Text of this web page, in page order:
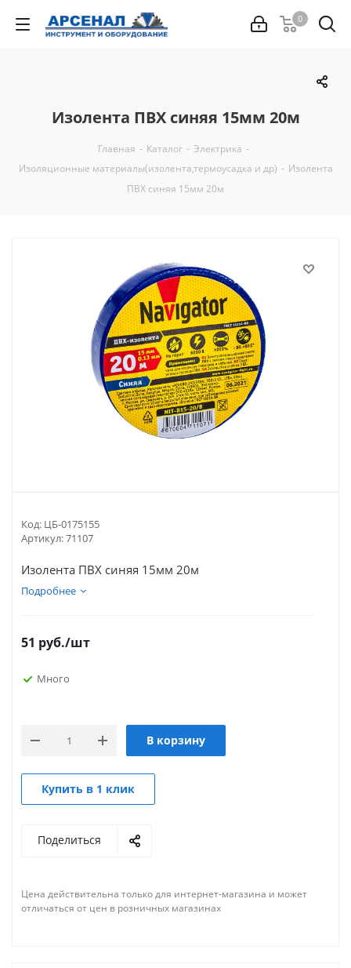
0
Изолента ПВХ синяя 15мм 20м
Главная - Каталог - Электрика -
Изоляционные материалы(изолента,термоусадка и др) - Изолента
ПВХ синяя 15мм 20м
Код: ЦБ-0175155
Артикул:71107
Изолента ПВХ синяя 15мм 20м
Подробнее
51 руб./шт
Много
В корзину
Купить в 1 клик
Поделиться
Цена действительна только для интернет-магазина и может
отличаться от цен в розничных магазинах